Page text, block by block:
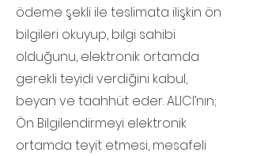
ödeme şekli ile teslimata ilişkin ön
bilgileri okuyup, bilgi sahibi
olduğunu, elektronik ortamda
gerekli teyidi verdiğini kabul,
beyan ve taahhüt eder. ALICI’nın;
Ön Bilgilendirmeyi elektronik
ortamda teyit etmesi, mesafeli